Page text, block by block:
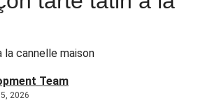
la cannelle maison
Team
2026